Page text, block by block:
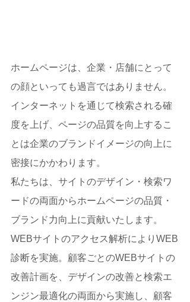
ホームページは、企業・店舗にとって
の顔といっても過言ではありません。
インターネットを通じて検索される確
度を上げ、ページの品質を向上するこ
とは企業のブランドイメージの向上に
密接にかかわります。
私たちは、サイトのデザイン・検索ワ
ードの両面からホームページの品質・
ブランド力向上に貢献いたします。
WEBサイトのアクセス解析によりWEB
診断を実施。顧客ごとのWEBサイトの
改善計画を、デザインの改善と検索エ
ンジン最適化の両面から実施し、顧客